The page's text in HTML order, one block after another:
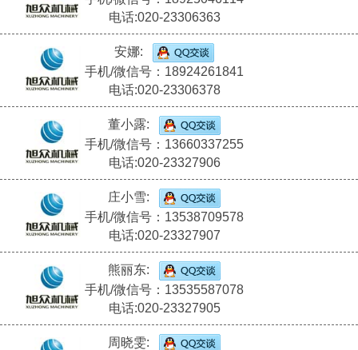
电话:020-23306363
安娜:
手机/微信号：18924261841
电话:020-23306378
董小露:
手机/微信号：13660337255
电话:020-23327906
庄小雪:
手机/微信号：13538709578
电话:020-23327907
熊丽东:
手机/微信号：13535587078
电话:020-23327905
周晓雯: